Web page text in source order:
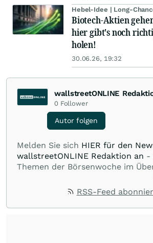
Hebel-Idee | Long-
Biotech-Aktien
hier gibt's noch
holen!
30.06.26, 19:32
wallstreetONLINE
0 Follower
Autor folgen
Melden Sie sich HIER für den
wallstreetONLINE Redaktion an -
Themen der Börsenwoche im
Verpassen Sie kein wichtiges
Beiträge auf diesem
die Chefredaktion der
Redaktion verantwortlich. Die
RSS-Feed